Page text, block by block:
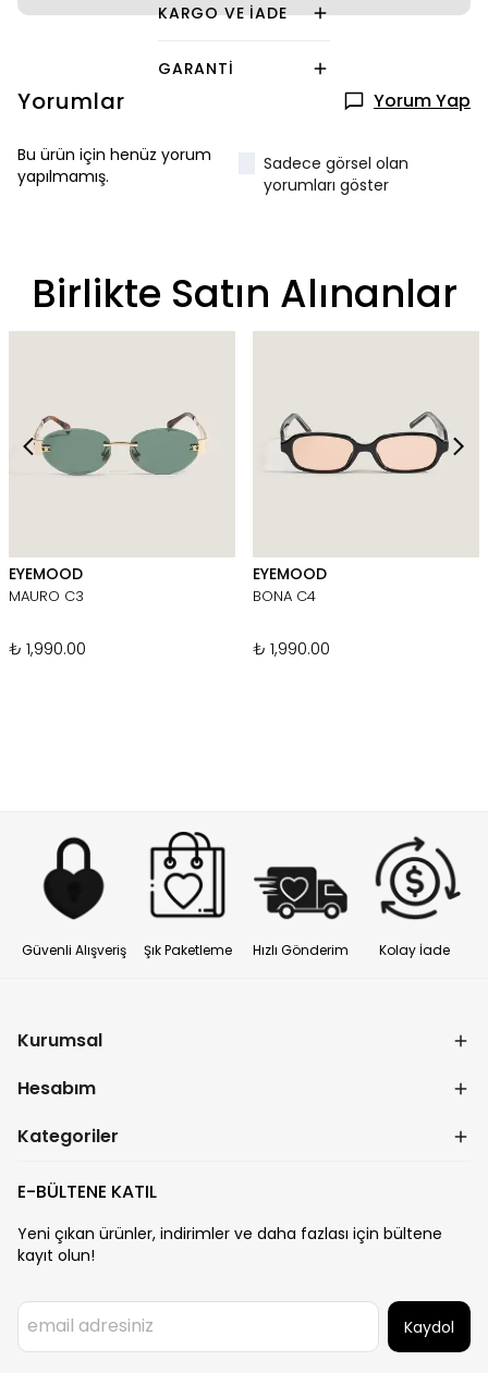
KARGO VE İADE
GARANTI
Yorumlar Yorum Yap
Bu ürün için henüz yorum
yapılmamış.
Sadece görsel olan
yorumları göster
Birlikte Satın Alınanlar
EYEMOOD
MAURO C3
₺ 1,990.00
EYEMOOD
BONA C4
₺ 1,990.00
Güvenli Alışveriş Şık Paketleme Hızlı Gönderim Kolay İade
Kurumsal
Hesabım
Kategoriler
E-BÜLTENE KATIL
Yeni çıkan ürünler, indirimler ve daha fazlası için bültene
kayıt olun!
Kaydol